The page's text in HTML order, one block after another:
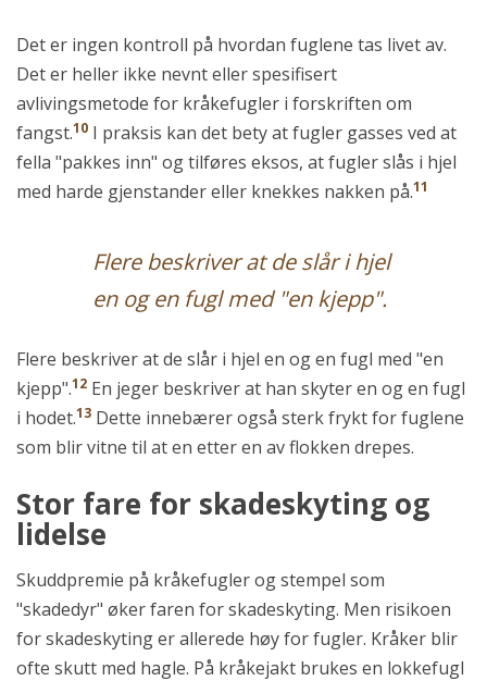
Det er ingen kontroll på hvordan fuglene tas livet av.
Det er heller ikke nevnt eller spesifisert
avlivingsmetode for kråkefugler i forskriften om
fangst.10 I praksis kan det bety at fugler gasses ved at
fella "pakkes inn" og tilføres eksos, at fugler slås i hjel
med harde gjenstander eller knekkes nakken på.11
Flere beskriver at de slår i hjel
en og en fugl med "en kjepp".
Flere beskriver at de slår i hjel en og en fugl med "en
kjepp".12 En jeger beskriver at han skyter en og en fugl
i hodet.13 Dette innebærer også sterk frykt for fuglene
som blir vitne til at en etter en av flokken drepes.
Stor fare for skadeskyting og
lidelse
Skuddpremie på kråkefugler og stempel som
"skadedyr" øker faren for skadeskyting. Men risikoen
for skadeskyting er allerede høy for fugler. Kråker blir
ofte skutt med hagle. På kråkejakt brukes en lokkefugl